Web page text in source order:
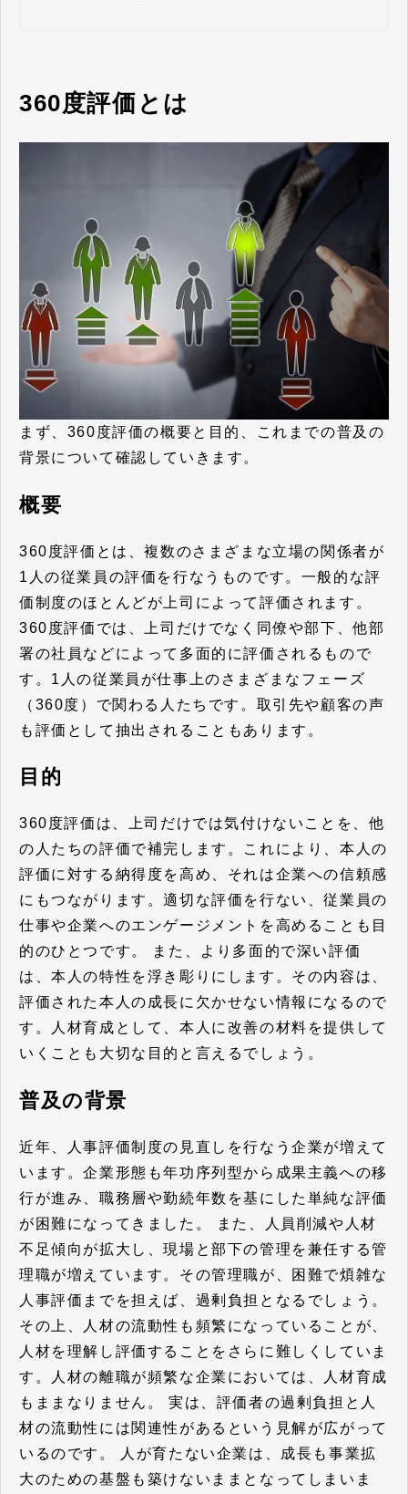
360度評価とは
まず、360度評価の概要と目的、これまでの普及の
背景について確認していきます。
概要
360度評価とは、複数のさまざまな立場の関係者が
1人の従業員の評価を行なうものです。一般的な評
価制度のほとんどが上司によって評価されます。
360度評価では、上司だけでなく同僚や部下、他部
署の社員などによって多面的に評価されるもので
す。1人の従業員が仕事上のさまざまなフェーズ
（360度）で関わる人たちです。取引先や顧客の声
も評価として抽出されることもあります。
目的
360度評価は、
上司だけでは気付けないことを、他
の人たちの評価で補完 します。これにより、本人の
評価に対する納得度を高め、それは企業への信頼感
にもつながります。適切な評価を行ない、従業員の
仕事や企業へのエンゲージメントを高めることも目
的のひとつです。 また、より多面的で深い評価
は、本人の特性を浮き彫りにします。その内容は、
評価された本人の成長に欠かせない情報になるので
す。人材育成として、 本人に改善の材料を提供して
いくことも大切な目的 と言えるでしょう。
普及の背景
近年、人事評価制度の見直しを行なう企業が増えて
います。企業形態も年功序列型から成果主義への移
行が進み、職務層や勤続年数を基にした単純な評価
が困難になってきました。 また、人員削減や人材
不足傾向が拡大し、現場と部下の管理を兼任する管
理職が増えています。その管理職が、困難で煩雑な
人事評価までを担えば、過剰負担となるでしょう。
その上、人材の流動性も頻繁になっていることが、
人材を理解し評価することをさらに難しくしていま
す。人材の離職が頻繁な企業においては、人材育成
もままなりません。 実は、評価者の過剰負担と人
材の流動性には関連性があるという見解が広がって
いるのです。 人が育たない企業は、成長も事業拡
大のための基盤も築けないままとなってしまいま